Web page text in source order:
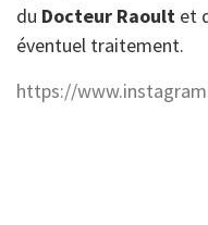
du Docteur Raoult et
éventuel traitement.
https://